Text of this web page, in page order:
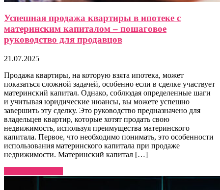
Успешная продажа квартиры в ипотеке с
материнским капиталом – пошаговое
руководство для продавцов
21.07.2025
Продажа квартиры, на которую взята ипотека, может
показаться сложной задачей, особенно если в сделке участвует
материнский капитал. Однако, соблюдая определенные шаги
и учитывая юридические нюансы, вы можете успешно
завершить эту сделку. Это руководство предназначено для
владельцев квартир, которые хотят продать свою
недвижимость, используя преимущества материнского
капитала. Первое, что необходимо понимать, это особенности
использования материнского капитала при продаже
недвижимости. Материнский капитал […]